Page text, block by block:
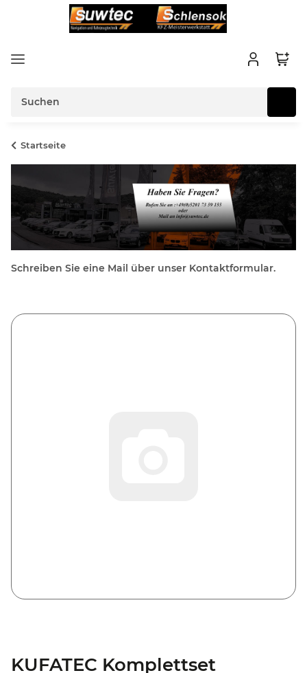
Startseite
Schreiben Sie eine Mail über unser Kontaktformular.
KUFATEC Komplettset